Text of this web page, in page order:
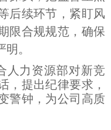
后续环节，紧盯风
限合规规范，确保
。
人力资源部对新竞
，提出纪律要求，
警钟，为公司高质